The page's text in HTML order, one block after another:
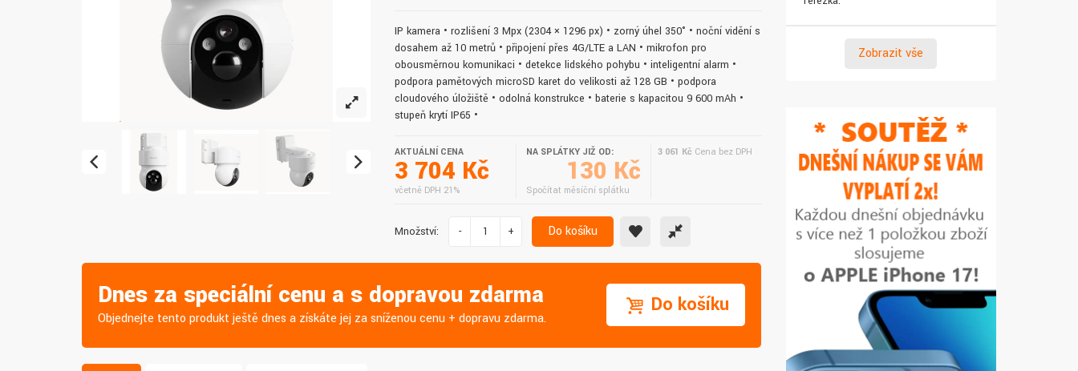
IP kamera • rozlišení 3 Mpx (2304 × 1296 px) • zorný úhel 350° • noční vidění s
dosahem až 10 metrů • připojení přes 4G/LTE a LAN • mikrofon pro
obousměrnou komunikaci • detekce lidského pohybu • inteligentní alarm •
podpora paměťových microSD karet do velikosti až 128 GB • podpora
cloudového úložiště • odolná konstrukce • baterie s kapacitou 9 600 mAh •
stupeň krytí IP65 •
AKTUÁLNÍ CENA
3 704 Kč
včetně DPH 21%
NA SPLÁTKY JIŽ OD:
130 Kč
Spočítat měsíční splátku
3 061 Kč Cena bez DPH
Množství: - + Do košíku
Dnes za speciální cenu a s dopravou zdarma
Objednejte tento produkt ještě dnes a získáte jej za sníženou cenu + dopravu zdarma.
Do košíku
Zobrazit vše